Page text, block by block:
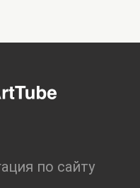
по сайту